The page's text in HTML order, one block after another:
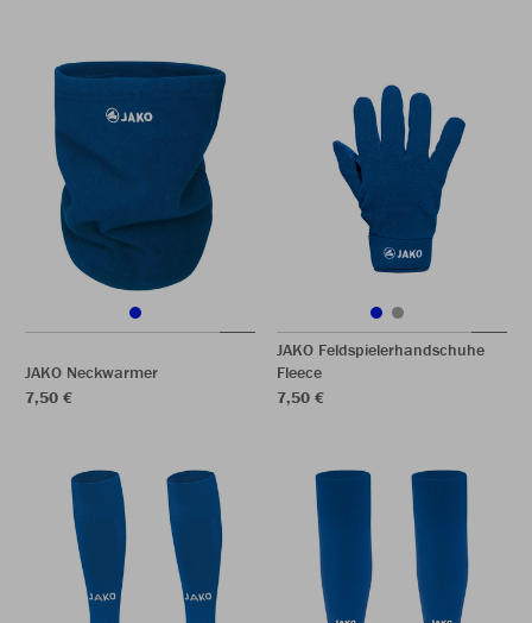
JAKO Neckwarmer
7,50 €
JAKO Feldspielerhandschuhe
Fleece
7,50 €